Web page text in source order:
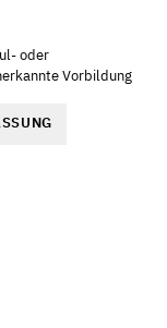
oder
Vorbildung